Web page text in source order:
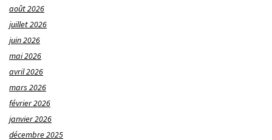
août 2026
juillet 2026
juin 2026
mai 2026
avril 2026
mars 2026
février 2026
janvier 2026
décembre 2025